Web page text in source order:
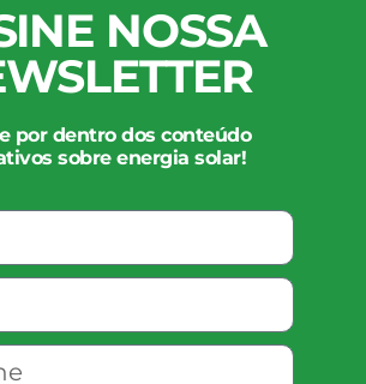
NOSSA
por dentro dos conteúdo
sobre energia solar!